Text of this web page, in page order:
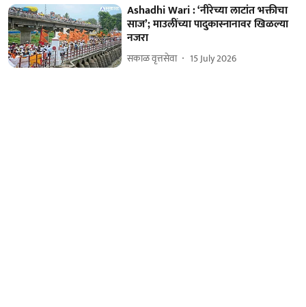
Ashadhi Wari : ‘नीरेच्या लाटांत भक्तीचा
साज’; माउलींच्या पादुकास्नानावर खिळल्या
नजरा
सकाळ वृत्तसेवा 15 July 2026